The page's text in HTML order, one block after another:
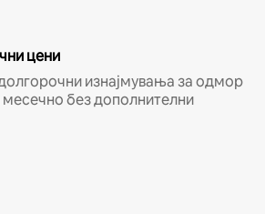
цени
изнајмувања за одмор
без дополнителни